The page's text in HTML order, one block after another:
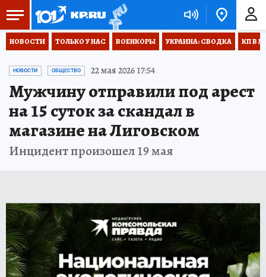
НОВОСТИ ТОЛЬКО У НАС ВОЕНКОРЫ УКРАИНА: СВОДКА КП В
НОВОСТИ ОБЩЕСТВО 22 мая 2026 17:54
Мужчину отправили под арест
на 15 суток за скандал в
магазине на Лиговском
Инцидент произошел 19 мая